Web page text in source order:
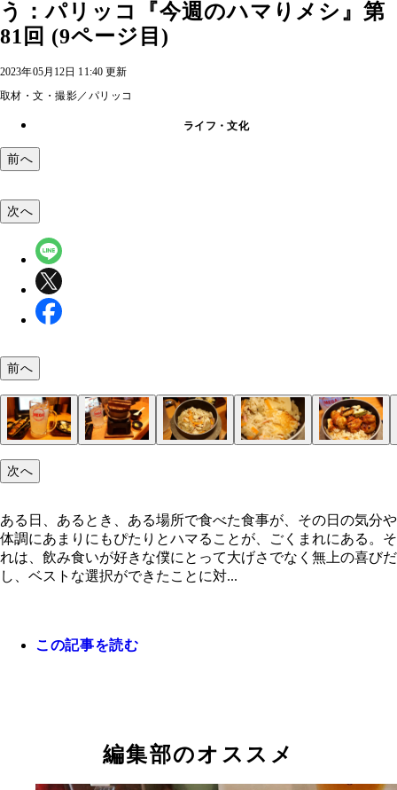
う：パリッコ『今週のハマりメシ』第
81回 (9ページ目)
2023年05月12日 11:40 更新
取材・文・撮影／パリッコ
ライフ・文化
前へ
次へ
前へ
次へ
ある日、あるとき、ある場所で食べた食事が、その日の気分や
体調にあまりにもぴたりとハマることが、ごくまれにある。そ
れは、飲み食いが好きな僕にとって大げさでなく無上の喜びだ
し、ベストな選択ができたことに対...
この記事を読む
編集部のオススメ